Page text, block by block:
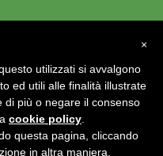
×
utilizzati si avvalgono
ed utili alle finalità illustrate
di più o negare il consenso
cookie policy
questa pagina, cliccando
in altra maniera,